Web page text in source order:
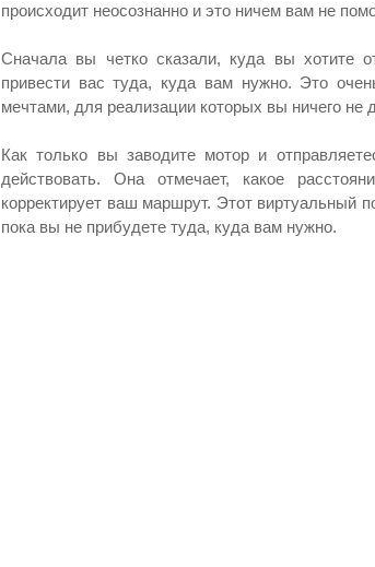
происходит неосознанно и это ничем вам не
Сначала вы четко сказали, куда вы хотите
привести вас туда, куда вам нужно. Это
мечтами, для реализации которых вы ничего не
Как только вы заводите мотор и
действовать. Она отмечает, какое
корректирует ваш маршрут. Этот виртуальный
пока вы не прибудете туда, куда вам нужно.